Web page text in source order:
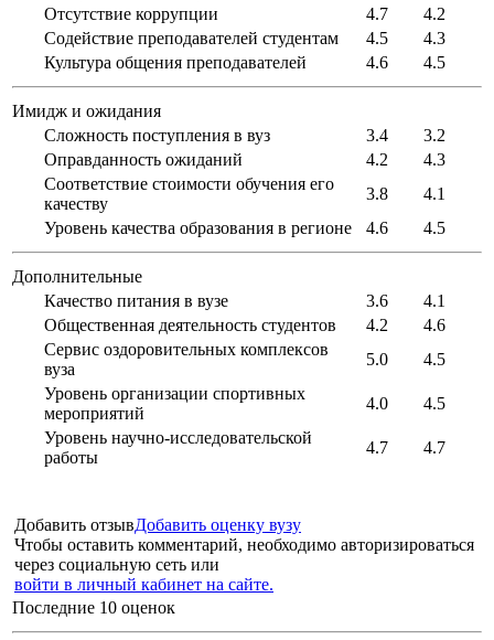
Отсутствие коррупции
4.7
4.2
Содействие преподавателей студентам
4.5
4.3
Культура общения преподавателей
4.6 4.5
Имидж и ожидания
Сложность поступления в вуз
3.4
3.2
Оправданность ожиданий
4.2
4.3
Соответствие стоимости обучения его
качеству
3.8
4.1
Уровень качества образования в регионе
4.6 4.5
Дополнительные
Качество питания в вузе
3.6
4.1
Общественная деятельность студентов
4.2
4.6
Сервис оздоровительных комплексов
вуза
5.0
4.5
Уровень организации спортивных
мероприятий
4.0
4.5
Уровень научно-исследовательской
работы
4.7 4.7
Добавить отзывДобавить оценку вузу
Чтобы оставить комментарий, необходимо авторизироваться
через социальную сеть или
войти в личный кабинет на сайте.
Последние 10 оценок